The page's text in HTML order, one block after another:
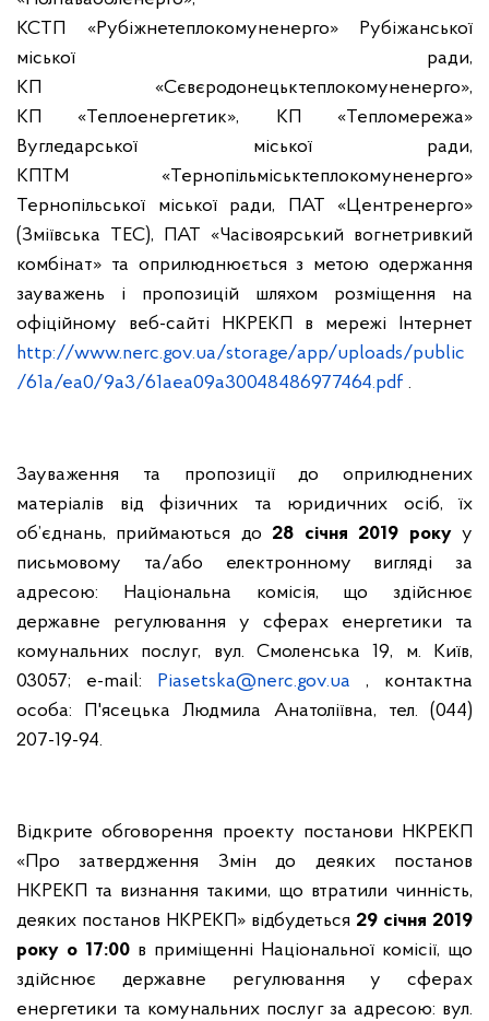
КСТП
«Рубіжнетеплокомуненерго» Рубіжанської
міської ради,
КП
«Сєвєродонецьктеплокомуненерго»,
КП
«Теплоенергетик», КП «Тепломережа»
Вугледарської міської ради,
КПТМ «Тернопільміськтеплокомуненерго»
Тернопільської міської ради, ПАТ «Центренерго»
(Зміївська ТЕС), ПАТ «Часівоярський вогнетривкий
комбінат» та оприлюднюється з метою одержання
зауважень і пропозицій шляхом розміщення на
офіційному веб-сайті НКРЕКП в мережі Інтернет
http://www.nerc.gov.ua/storage/app/uploads/public
/61a/ea0/9a3/61aea09a30048486977464.pdf .
Зауваження та пропозиції до оприлюднених
матеріалів від фізичних та юридичних осіб, їх
об’єднань, приймаються до 28 січня 2019 рокуу
письмовому та/або електронному вигляді за
адресою: Національна комісія, що здійснює
державне регулювання у сферах енергетики та
комунальних послуг, вул. Смоленська 19, м. Київ,
03057; e-mail: Piasetska@nerc.gov.ua , контактна
особа:
П'ясецька Людмила Анатоліївна, тел. (044)
207-19-94.
Відкрите обговорення проекту постанови НКРЕКП
«Про затвердження Змін до деяких постанов
НКРЕКП та визнання такими, що втратили чинність,
деяких постанов НКРЕКП» відбудеться 29 січня 2019
року о 17:00 в приміщенні Національної комісії, що
здійснює державне регулювання у сферах
енергетики та комунальних послуг за адресою: вул.